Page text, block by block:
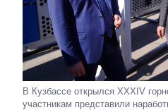
В Кузбассе открылся XXXIV
участникам представили